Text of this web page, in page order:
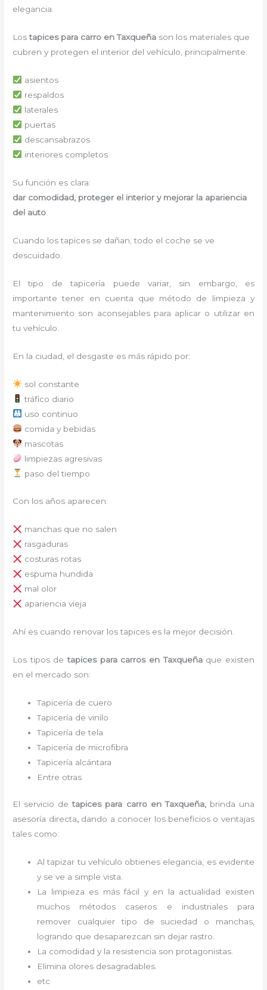
elegancia.
Lostapices para carro en Taxqueña son los materiales que
cubren y protegen el interior del vehículo, principalmente:
asientos
respaldos
laterales
puertas
descansabrazos
interiores completos
Su función es clara:
dar comodidad, proteger el interior y mejorar la apariencia
del auto
Cuando los tapices se dañan, todo el coche se ve
descuidado.
El tipo de tapicería puede variar, sin embargo, es
importante tener en cuenta que método de limpieza y
mantenimiento son aconsejables para aplicar o utilizar en
tu vehículo.
En la ciudad, el desgaste es más rápido por:
sol constante
tráfico diario
uso continuo
comida y bebidas
mascotas
limpiezas agresivas
paso del tiempo
Con los años aparecen:
manchas que no salen
rasgaduras
costuras rotas
espuma hundida
mal olor
apariencia vieja
Ahí es cuando renovar los tapices es la mejor decisión.
Los tipos detapices para carrosen Taxqueñaque existen
en el mercado son:
Tapicería de cuero
Tapicería de vinilo
Tapicería de tela
Tapicería de microfibra
Tapicería alcántara
Entre otras
El servicio detapices para carroen Taxqueña, brinda una
asesoría directa, dando a conocer los beneficios o ventajas
tales como:
Al tapizar tu vehículo obtienes elegancia, es evidente
y se ve a simple vista.
La limpieza es más fácil y en la actualidad existen
muchos métodos caseros e industriales para
remover cualquier tipo de suciedad o manchas,
logrando que desaparezcan sin dejar rastro.
La comodidad y la resistencia son protagonistas.
Elimina olores desagradables.
etc